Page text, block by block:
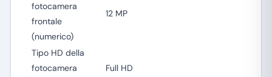
fotocamera
frontale
(numerico)
12 MP
Tipo HD della
fotocamera
Full HD